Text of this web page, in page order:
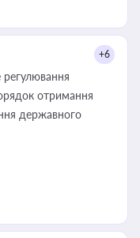
+6
отримання
державного